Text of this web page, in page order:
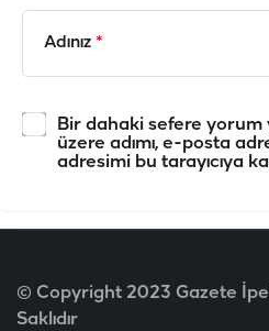
Adınız *
Bir dahaki sefere yorum
üzere adımı, e-posta
adresimi bu tarayıcıya
© Copyright 2023 Gazete
Saklıdır